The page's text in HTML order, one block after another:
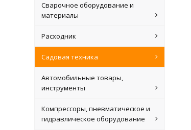
Сварочное оборудование и
материалы
Расходник
Садовая техника
Автомобильные товары,
инструменты
Компрессоры, пневматическое и
гидравлическое оборудование